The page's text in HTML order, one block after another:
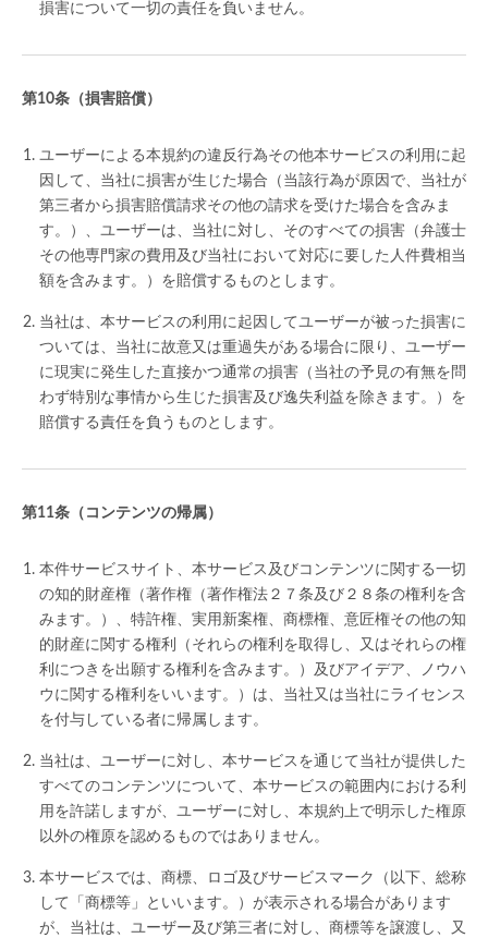
損害について一切の責任を負いません。
（損害賠償）
ユーザーによる本規約の違反行為その他本サービスの利用に起
因して、当社に損害が生じた場合（当該行為が原因で、当社が
第三者から損害賠償請求その他の請求を受けた場合を含みま
す。）、ユーザーは、当社に対し、そのすべての損害（弁護士
その他専門家の費用及び当社において対応に要した人件費相当
額を含みます。）を賠償するものとします。
当社は、本サービスの利用に起因してユーザーが被った損害に
ついては、当社に故意又は重過失がある場合に限り、ユーザー
に現実に発生した直接かつ通常の損害（当社の予見の有無を問
わず特別な事情から生じた損害及び逸失利益を除きます。）を
賠償する責任を負うものとします。
（コンテンツの帰属）
本件サービスサイト、本サービス及びコンテンツに関する一切
の知的財産権（著作権（著作権法２７条及び２８条の権利を含
みます。）、特許権、実用新案権、商標権、意匠権その他の知
的財産に関する権利（それらの権利を取得し、又はそれらの権
利につきを出願する権利を含みます。）及びアイデア、ノウハ
ウに関する権利をいいます。）は、当社又は当社にライセンス
を付与している者に帰属します。
当社は、ユーザーに対し、本サービスを通じて当社が提供した
すべてのコンテンツについて、本サービスの範囲内における利
用を許諾しますが、ユーザーに対し、本規約上で明示した権原
以外の権原を認めるものではありません。
本サービスでは、商標、ロゴ及びサービスマーク（以下、総称
して「商標等」といいます。）が表示される場合があります
が、当社は、ユーザー及び第三者に対し、商標等を譲渡し、又